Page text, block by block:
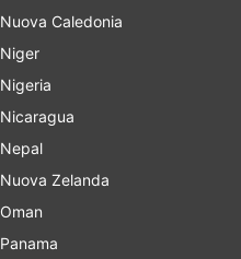
Nuova Caledonia
Niger
Nigeria
Nicaragua
Nepal
Nuova Zelanda
Oman
Panama